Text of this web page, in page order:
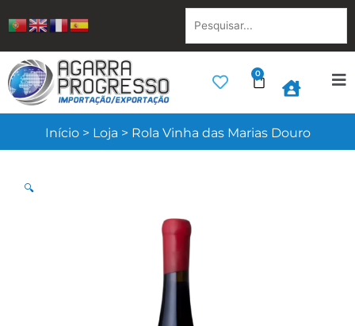
to
0
Cart
Início> Loja > Rola Vinha das Marias Douro
🔍